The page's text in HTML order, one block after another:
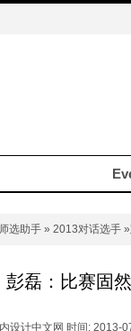
选助手 » 2013对话选手
彭磊：比赛固
设计中文网 时间: 2013-